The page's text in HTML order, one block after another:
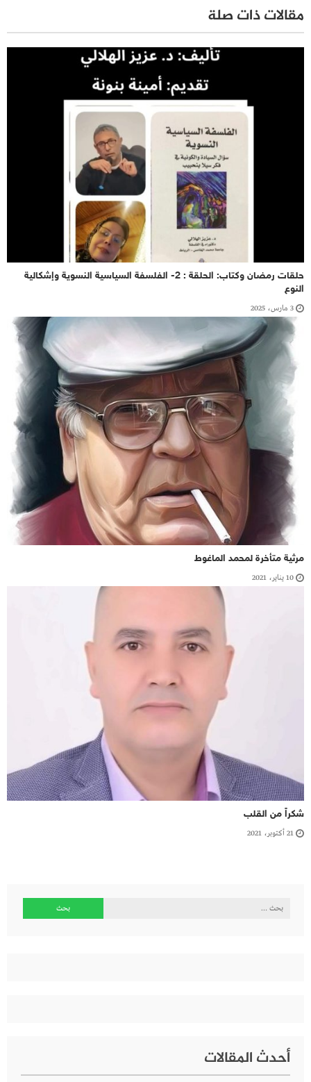
مقالات ذات صلة
حلقات رمضان وكتاب: الحلقة : 2- الفلسفة السياسية النسوية وإشكالية
النوع
3 مارس، 2025
مرثية متأخرة لمحمد الماغوط
10 يناير، 2021
شكراً من القلب
21 أكتوبر، 2021
البحث
أحدث المقالات